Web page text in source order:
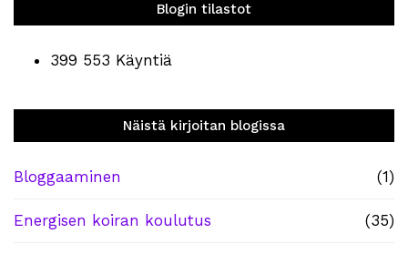
Blogin tilastot
399 553 Käyntiä
Näistä kirjoitan blogissa
Bloggaaminen (1)
Energisen koiran koulutus (35)